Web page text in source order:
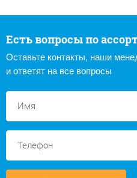
Есть вопросы по
Оставьте контакты, наши
и ответят на все вопросы